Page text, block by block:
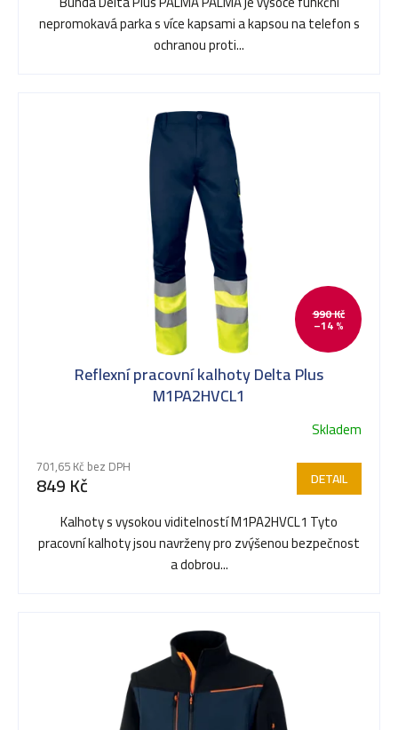
nepromokavá parka s více kapsami a kapsou na telefon s
ochranou proti...
990 Kč
–14 %
Reflexní pracovní kalhoty Delta Plus
M1PA2HVCL1
hodnocení
produktu
je
z
Skladem
701,65 Kč bez DPH
849 Kč DETAIL
Kalhoty s vysokou viditelností M1PA2HVCL1 Tyto
pracovní kalhoty jsou navrženy pro zvýšenou bezpečnost
a dobrou...